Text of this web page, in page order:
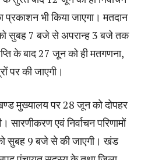
प्रकाशन भी किया जाएगा। मतदान
सुबह 7 बजे से अपरान्ह 3 बजे तक
के बाद 27 जून को ही मतगणना,
पर की जाएगी।
मुख्यालय पर 28 जून को दोपहर
एवं निर्वाचन परिणामों
सुबह 9 बजे से की जाएगी। खंड